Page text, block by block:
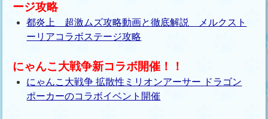
ージ攻略
都炎上 超激ムズ攻略動画と徹底解説 メルクスト
ーリアコラボステージ攻略
にゃんこ大戦争新コラボ開催！！
にゃんこ大戦争 拡散性ミリオンアーサー ドラゴン
ポーカーのコラボイベント開催